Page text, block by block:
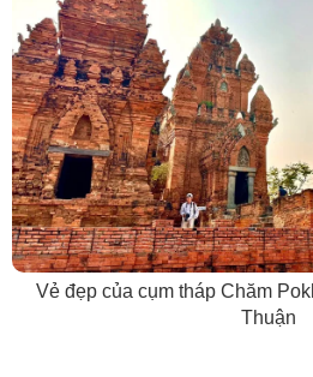
Vẻ đẹp của cụm tháp Chăm
Thuận